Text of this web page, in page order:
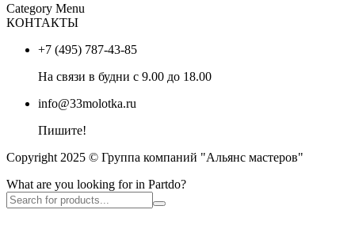
Category Menu
КОНТАКТЫ
+7 (495) 787-43-85
На связи в будни с 9.00 до 18.00
info@33molotka.ru
Пишите!
Copyright 2025 © Группа компаний "Альянс мастеров"
What are you looking for in Partdo?